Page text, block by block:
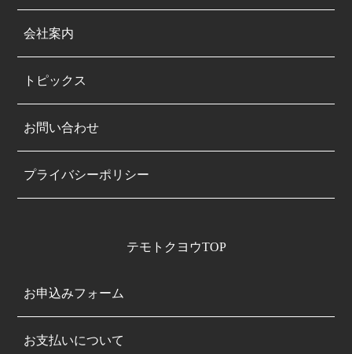
会社案内
トピックス
お問い合わせ
プライバシーポリシー
テモトクヨウTOP
お申込みフォーム
お支払いについて